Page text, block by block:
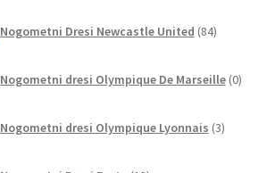
Nogometni Dresi Newcastle United 84izdelkov
Nogometni dresi Olympique De Marseille 0
Nogometni dresi Olympique Lyonnais 3izdelki